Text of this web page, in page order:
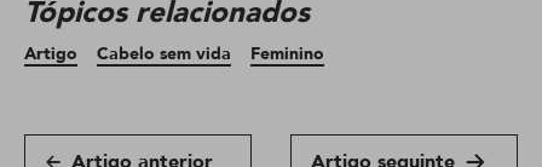
Tópicos relacionados
Artigo Cabelo sem vida Feminino